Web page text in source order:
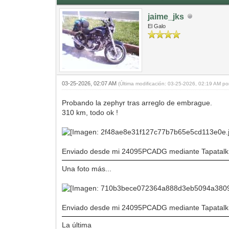
jaime_jks
El Galo
03-25-2026, 02:07 AM(Última modificación: 03-25-2026, 02:19 AM
Probando la zephyr tras arreglo de embrague.
310 km, todo ok !
Enviado desde mi 24095PCADG mediante Tapatalk
Una foto más...
Enviado desde mi 24095PCADG mediante Tapatalk
La última